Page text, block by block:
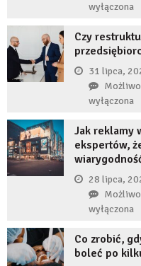
wyłączona
Czy
31 lipca,
wyłączona
Jak reklamy
ekspertów,
28 lipca,
wyłączona
Co zrobić,
boleć po